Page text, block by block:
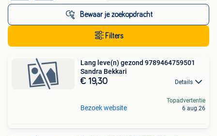
Bewaar je zoekopdracht
Filters
Lang leve(n) gezond 9789464759501
Sandra Bekkari
€ 19,30 Details
Bezoek website
Topadvertentie
6 aug 26